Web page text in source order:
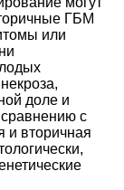
ГБМ
или
доле и
с
и вторичная